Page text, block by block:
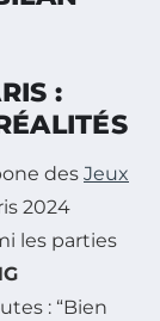
:
des Jeux
2024
les parties
: “Bien